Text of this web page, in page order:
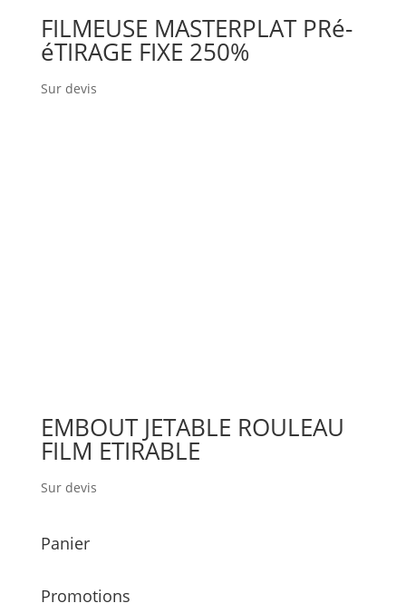
FILMEUSE MASTERPLAT PRé-
éTIRAGE FIXE 250%
Sur devis
EMBOUT JETABLE ROULEAU
FILM ETIRABLE
Sur devis
Panier
Promotions